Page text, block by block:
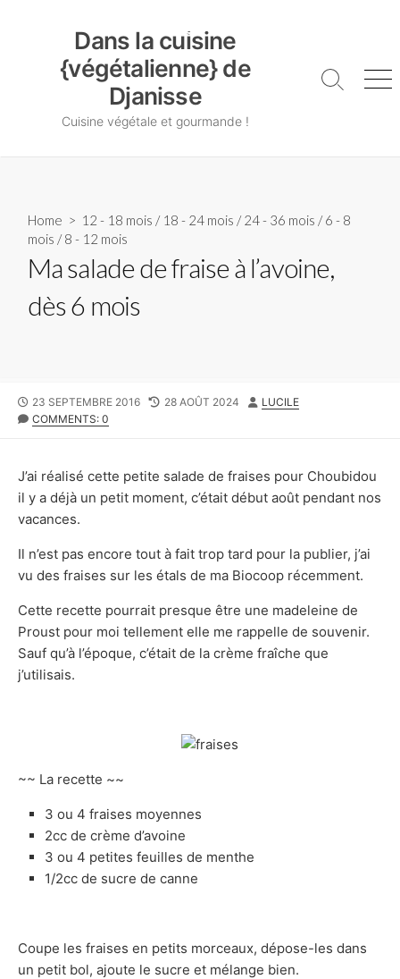
Dans la cuisine
{végétalienne} de
Djanisse
Cuisine végétale et gourmande !
Search
Home > 12 - 18 mois / 18 - 24 mois /24 - 36 mois /6 - 8
mois /8 - 12 mois
Ma salade de fraise à l’avoine,
dès 6 mois
PUBLISHED
DATE
23 SEPTEMBRE 2016
LAST
28 AOÛT 2024 AUTHOR
LUCILE
COMMENTS: 0
J’ai réalisé cette petite salade de fraises pour Choubidou
il y a déjà un petit moment, c’était début août pendant nos
vacances.
Il n’est pas encore tout à fait trop tard pour la publier, j’ai
vu des fraises sur les étals de ma Biocoop récemment.
Cette recette pourrait presque être une madeleine de
Proust pour moi tellement elle me rappelle de souvenir.
Sauf qu’à l’époque, c’était de la crème fraîche que
j’utilisais.
~~ La recette ~~
3 ou 4 fraises moyennes
2cc de crème d’avoine
3 ou 4 petites feuilles de menthe
1/2cc de sucre de canne
Coupe les fraises en petits morceaux, dépose-les dans
un petit bol, ajoute le sucre et mélange bien.